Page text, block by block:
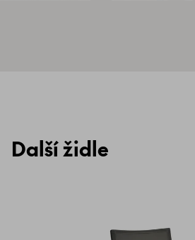
Další židle